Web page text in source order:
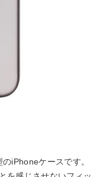
iPhoneケースです。